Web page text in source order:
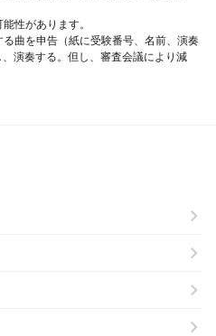
性があります。
曲を申告（紙に受験番号、名前、演奏
演奏する。但し、審査会議により減